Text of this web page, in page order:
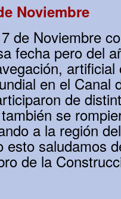
Noviembre
de Noviembre
fecha pero del
en el Canal
de
se
a la región
saludamos
de la